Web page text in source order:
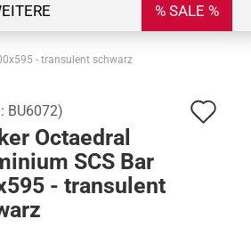
erstellen
vergessen?
% SALE %
- transulent schwarz
BU6072)
Octaedral
SCS Bar
- transulent